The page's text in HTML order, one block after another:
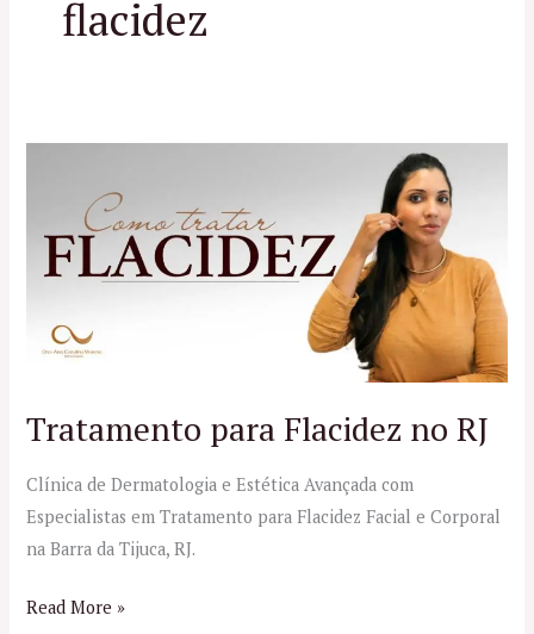
flacidez
Tratamento para Flacidez no RJ
Clínica de Dermatologia e Estética Avançada com
Especialistas em Tratamento para Flacidez Facial e Corporal
na Barra da Tijuca, RJ.
Flacidez
Read More »